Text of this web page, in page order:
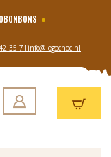
35 71 info@logochoc.nl